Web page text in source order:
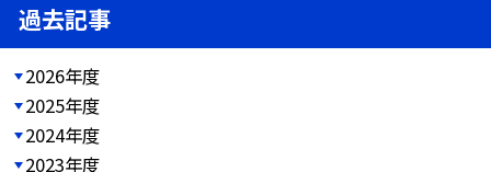
過去記事
2026年度
2025年度
2024年度
2023年度